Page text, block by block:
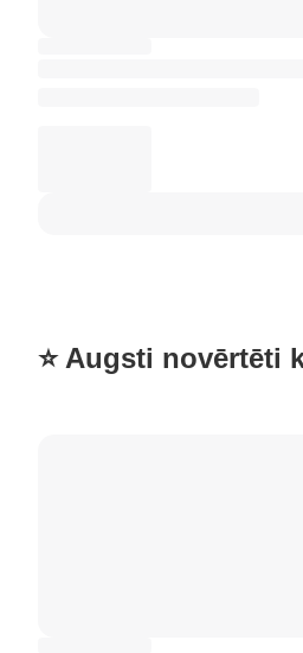
⭐ Augsti novērtēti